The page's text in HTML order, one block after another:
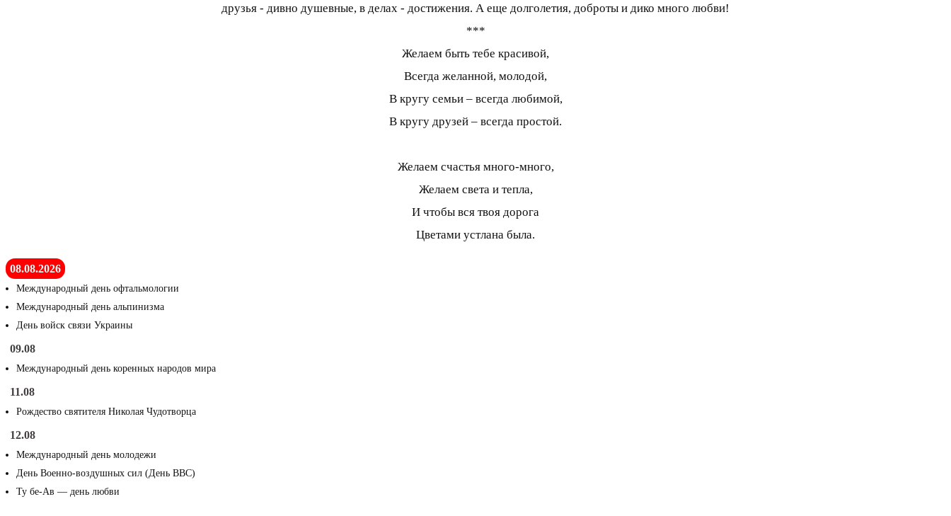
друзья - дивно душевные, в делах - достижения. А еще долголетия, доброты и дико много любви!
***
Желаем быть тебе красивой,
Всегда желанной, молодой,
В кругу семьи – всегда любимой,
В кругу друзей – всегда простой.
Желаем счастья много-много,
Желаем света и тепла,
И чтобы вся твоя дорога
Цветами устлана была.
08.08.2026
Международный день офтальмологии
Международный день альпинизма
День войск связи Украины
09.08
Международный день коренных народов мира
11.08
Рождество святителя Николая Чудотворца
12.08
Международный день молодежи
День Военно-воздушных сил (День ВВС)
Ту бе-Ав — день любви